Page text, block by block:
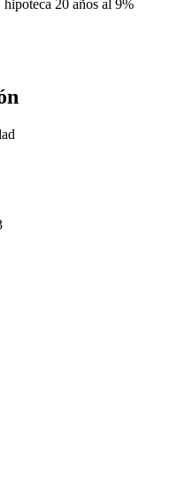
hipoteca 20 años al 9%